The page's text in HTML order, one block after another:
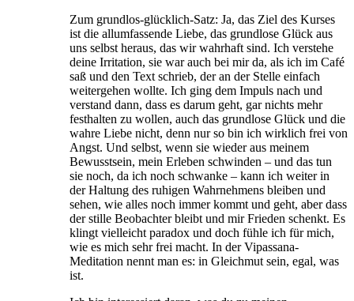
Zum grundlos-glücklich-Satz: Ja, das Ziel des Kurses
ist die allumfassende Liebe, das grundlose Glück aus
uns selbst heraus, das wir wahrhaft sind. Ich verstehe
deine Irritation, sie war auch bei mir da, als ich im Café
saß und den Text schrieb, der an der Stelle einfach
weitergehen wollte. Ich ging dem Impuls nach und
verstand dann, dass es darum geht, gar nichts mehr
festhalten zu wollen, auch das grundlose Glück und die
wahre Liebe nicht, denn nur so bin ich wirklich frei von
Angst. Und selbst, wenn sie wieder aus meinem
Bewusstsein, mein Erleben schwinden – und das tun
sie noch, da ich noch schwanke – kann ich weiter in
der Haltung des ruhigen Wahrnehmens bleiben und
sehen, wie alles noch immer kommt und geht, aber dass
der stille Beobachter bleibt und mir Frieden schenkt. Es
klingt vielleicht paradox und doch fühle ich für mich,
wie es mich sehr frei macht. In der Vipassana-
Meditation nennt man es: in Gleichmut sein, egal, was
ist.